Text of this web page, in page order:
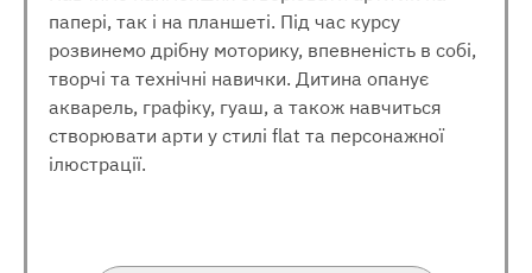
папері, так і на планшеті. Під час курсу
розвинемо дрібну моторику, впевненість в собі,
творчі та технічні навички. Дитина опанує
акварель, графіку, гуаш, а також навчиться
створювати арти у стилі flat та персонажної
ілюстрації.